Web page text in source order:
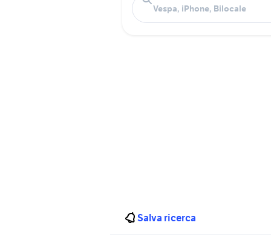
Salva ricerca